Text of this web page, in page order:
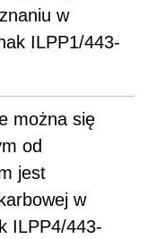
w
ILPP1/443-
można się
od
jest
w
ILPP4/443-